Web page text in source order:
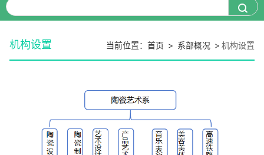
当前位置： 首页 > 系部概况 > 机构设置
机构设置